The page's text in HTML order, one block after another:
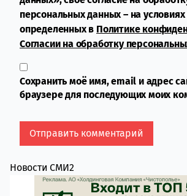
персональных данных – на
определенных в Политике
Согласии на обработку
Сохранить моё имя, email и адрес
браузере для последующих моих
Новости СМИ2